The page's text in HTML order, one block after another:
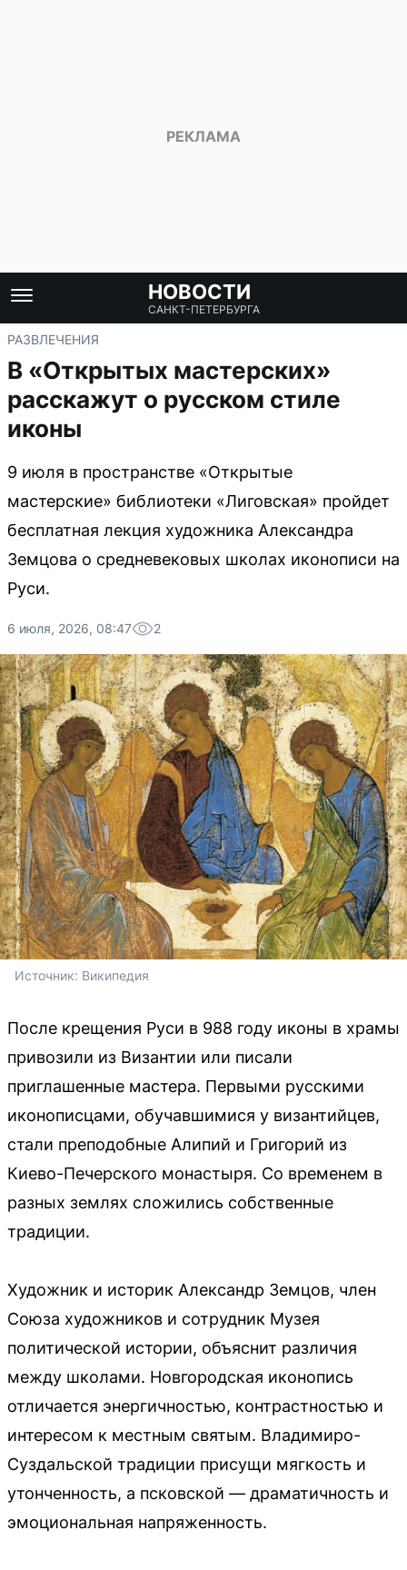
НОВОСТИ
САНКТ-ПЕТЕРБУРГА
РАЗВЛЕЧЕНИЯ
В «Открытых мастерских»
расскажут о русском стиле
иконы
9 июля в пространстве «Открытые
мастерские» библиотеки «Лиговская» пройдет
бесплатная лекция художника Александра
Земцова о средневековых школах иконописи на
Руси.
6 июля, 2026, 08:47 2
Источник: Википедия
После крещения Руси в 988 году иконы в храмы
привозили из Византии или писали
приглашенные мастера. Первыми русскими
иконописцами, обучавшимися у византийцев,
стали преподобные Алипий и Григорий из
Киево-Печерского монастыря. Со временем в
разных землях сложились собственные
традиции.
Художник и историк Александр Земцов, член
Союза художников и сотрудник Музея
политической истории, объяснит различия
между школами. Новгородская иконопись
отличается энергичностью, контрастностью и
интересом к местным святым. Владимиро-
Суздальской традиции присущи мягкость и
утонченность, а псковской — драматичность и
эмоциональная напряженность.